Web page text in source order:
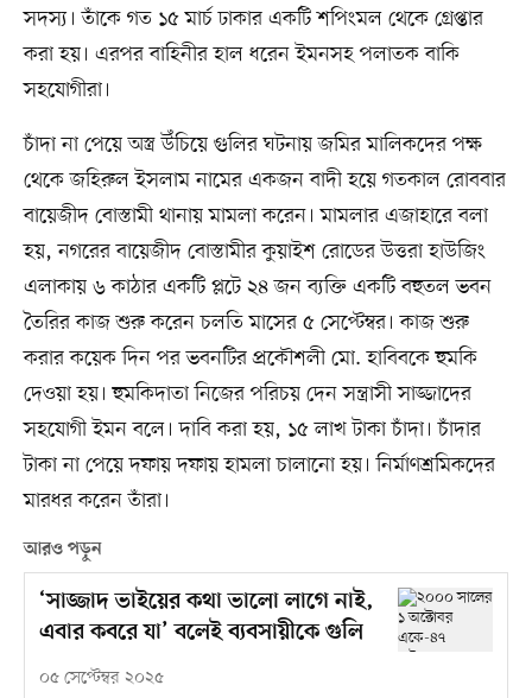
সদস্য। তাঁকে গত ১৫ মার্চ ঢাকার একটি শপিংমল থেকে গ্রেপ্তার
করা হয়। এরপর বাহিনীর হাল ধরেন ইমনসহ পলাতক বাকি
সহযোগীরা।
চাঁদা না পেয়ে অস্ত্র উঁচিয়ে গুলির ঘটনায় জমির মালিকদের পক্ষ
থেকে জহিরুল ইসলাম নামের একজন বাদী হয়ে গতকাল রোববার
বায়েজীদ বোস্তামী থানায় মামলা করেন। মামলার এজাহারে বলা
হয়, নগরের বায়েজীদ বোস্তামীর কুয়াইশ রোডের উত্তরা হাউজিং
এলাকায় ৬ কাঠার একটি প্লটে ২৪ জন ব্যক্তি একটি বহুতল ভবন
তৈরির কাজ শুরু করেন চলতি মাসের ৫ সেপ্টেম্বর। কাজ শুরু
করার কয়েক দিন পর ভবনটির প্রকৌশলী মো. হাবিবকে হুমকি
দেওয়া হয়। হুমকিদাতা নিজের পরিচয় দেন সন্ত্রাসী সাজ্জাদের
সহযোগী ইমন বলে। দাবি করা হয়, ১৫ লাখ টাকা চাঁদা। চাঁদার
টাকা না পেয়ে দফায় দফায় হামলা চালানো হয়। নির্মাণশ্রমিকদের
মারধর করেন তাঁরা।
আরও পড়ুন
‘সাজ্জাদ ভাইয়ের কথা ভালো লাগে নাই,
এবার কবরে যা’ বলেই ব্যবসায়ীকে গুলি
০৫ সেপ্টেম্বর ২০২৫